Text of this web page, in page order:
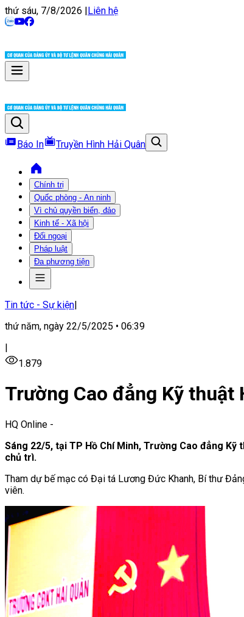
thứ sáu, 7/8/2026 |Liên hệ
Báo In Truyền Hình Hải Quân
Chính trị
Quốc phòng - An ninh
Vì chủ quyền biển, đảo
Kinh tế - Xã hội
Đối ngoại
Pháp luật
Đa phương tiện
Tin tức - Sự kiện|
thứ năm, ngày 22/5/2025 • 06:39
|
1.879
Trường Cao đẳng Kỹ
HQ Online -
Sáng 22/5, tại TP Hồ Chí Minh, Trường Cao đẳng
chủ trì.
Tham dự bế mạc có Đại tá Lương Đức Khanh, Bí thư
viên.